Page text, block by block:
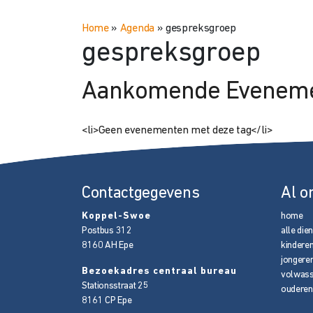
Home» Agenda» gespreksgroep
gespreksgroep
Aankomende
<li>Geen evenementen met deze tag</li>
Contactgegevens
Koppel-Swoe
Postbus 312
8160 AH Epe
Bezoekadres centraal bureau
Stationsstraat 25
8161 CP Epe
Al
home
alle
ouderen